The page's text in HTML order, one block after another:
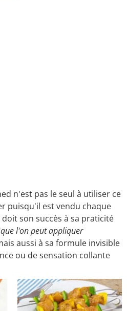
n'est pas le seul à utiliser ce
puisqu'il est vendu chaque
son succès à sa praticité
que l'on peut appliquer
aussi à sa formule invisible
ou de sensation collante